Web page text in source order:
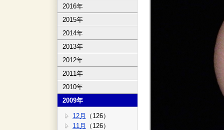
2016年
2015年
2014年
2013年
2012年
2011年
2010年
2009年
12月
（126）
11月
（126）